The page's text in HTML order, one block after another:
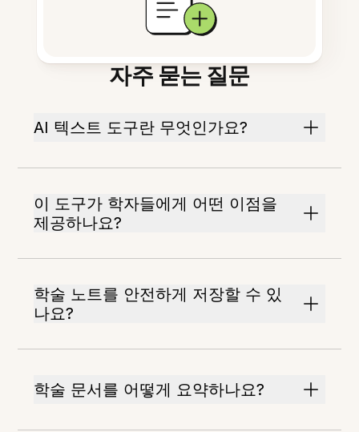
자주 묻는 질문
AI 텍스트 도구란 무엇인가요?
이 도구가 학자들에게 어떤 이점을
제공하나요?
학술 노트를 안전하게 저장할 수 있
나요?
학술 문서를 어떻게 요약하나요?